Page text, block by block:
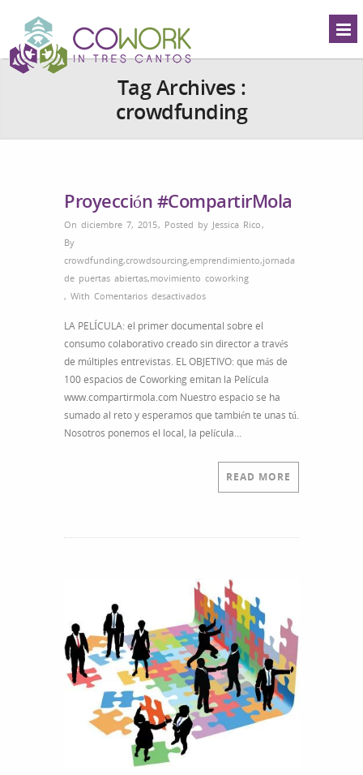
Tag Archives :
crowdfunding
Proyección #CompartirMola
On diciembre 7, 2015, Posted by Jessica Rico,
By
crowdfunding,crowdsourcing,emprendimiento,jornada
de puertas abiertas,movimiento coworking
, With Comentarios desactivadosen
#CompartirMola
LA PELÍCULA: el primer documental sobre el
consumo colaborativo creado sin director a través
de múltiples entrevistas. EL OBJETIVO: que más de
100 espacios de Coworking emitan la Película
www.compartirmola.com Nuestro espacio se ha
sumado al reto y esperamos que también te unas tú.
Nosotros ponemos el local, la película…
READ MORE